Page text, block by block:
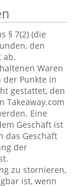
§ 7(2) (die
den
ab.
Waren
Punkte in
gestattet, den
Takeaway.com
Eine
Geschäft ist
das Geschäft
der
zu stornieren,
ist, wenn